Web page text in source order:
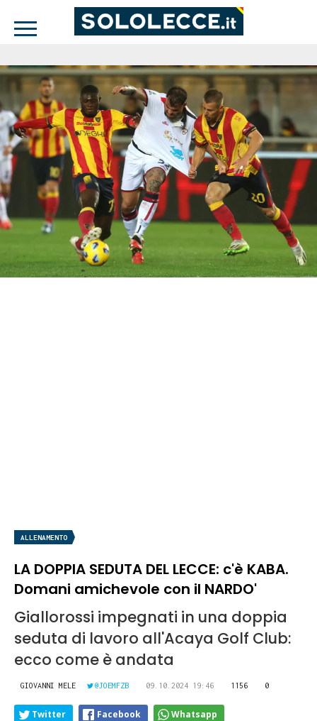
ALLENAMENTO
LA DOPPIA SEDUTA DEL LECCE: c'è KABA.
Domani amichevole con il NARDO'
Giallorossi impegnati in una doppia
seduta di lavoro all'Acaya Golf Club:
ecco come è andata
GIOVANNI MELE @JOEMFZB 09.10.2024 19:46 1156 0
Twitter Facebook Whatsapp